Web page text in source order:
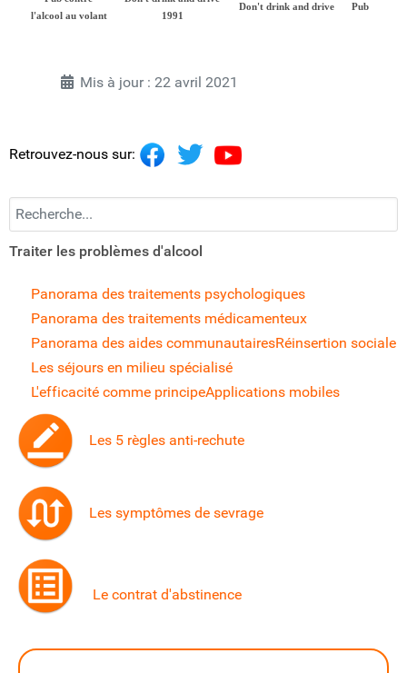
l'alcool au volant
1991
Don't drink and drive Pub
Mis à jour : 22 avril 2021
Retrouvez-nous sur:
Recherchez...
Traiter les problèmes d'alcool
Panorama des traitements psychologiques
Panorama des traitements médicamenteux
Panorama des aides communautairesRéinsertion sociale
Les séjours en milieu spécialisé
L'efficacité comme principeApplications mobiles
Les 5 règles anti-rechute
Les symptômes de sevrage
Le contrat d'abstinence